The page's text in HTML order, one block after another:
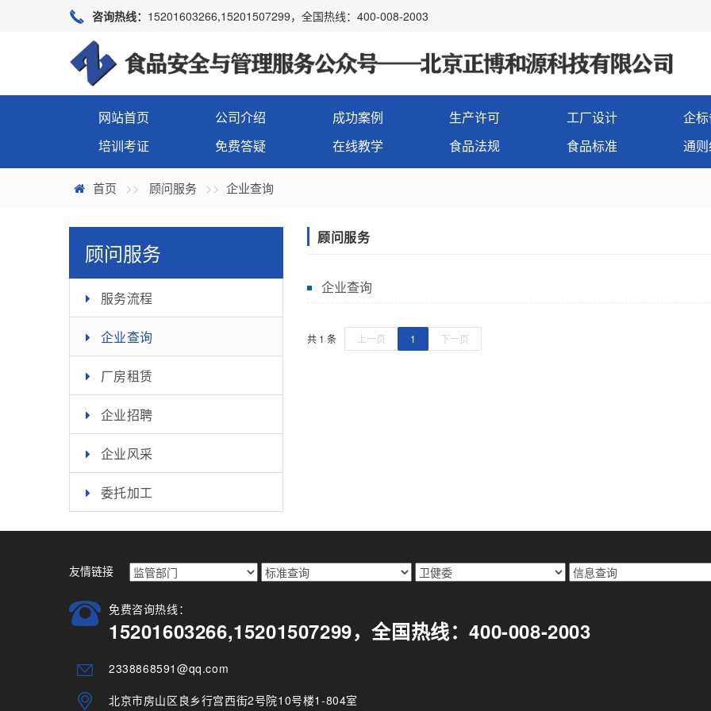
咨询热线： 15201603266,15201507299，全国热线：400-008-2003
网站首页 公司介绍 成功案例 生产许可 工厂设计
企
培训考证
免费答疑 在线教学 食品法规 食品标准 通
首页 顾问服务 企业查询
顾问服务
服务流程
企业查询
厂房租赁
企业招聘
企业风采
委托加工
顾问服务
企业查询
共 1 条 上一页 1 下一页
友情链接
免费咨询热线：
15201603266,15201507299，全国热线：400-008-2003
2338868591@qq.com
北京市房山区良乡行宫西街2号院10号楼1-804室